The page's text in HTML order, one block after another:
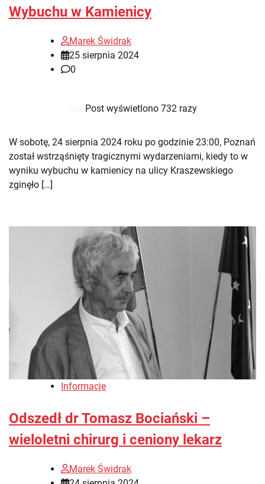
Wybuchu w Kamienicy
Marek Świdrak
25 sierpnia 2024
0
Post wyświetlono 732 razy
W sobotę, 24 sierpnia 2024 roku po godzinie 23:00, Poznań
został wstrząśnięty tragicznymi wydarzeniami, kiedy to w
wyniku wybuchu w kamienicy na ulicy Kraszewskiego
zginęło […]
Informacje
Odszedł dr Tomasz Bociański –
wieloletni chirurg i ceniony lekarz
Marek Świdrak